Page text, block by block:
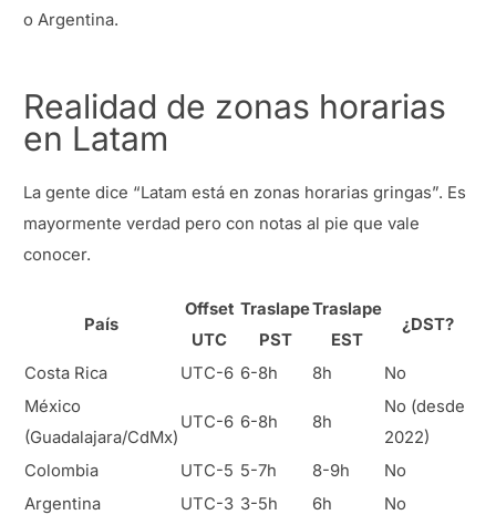
o Argentina.
Realidad de zonas horarias
en Latam
La gente dice “Latam está en zonas horarias gringas”. Es
mayormente verdad pero con notas al pie que vale
conocer.
País
Offset
UTC
Traslape
PST
Traslape
EST
¿DST?
Costa Rica UTC-6 6-8h 8h
No
México
(Guadalajara/CdMx)
UTC-6 6-8h 8h
No (desde
2022)
Colombia
UTC-5 5-7h 8-9h
No
Argentina
UTC-3 3-5h 6h No